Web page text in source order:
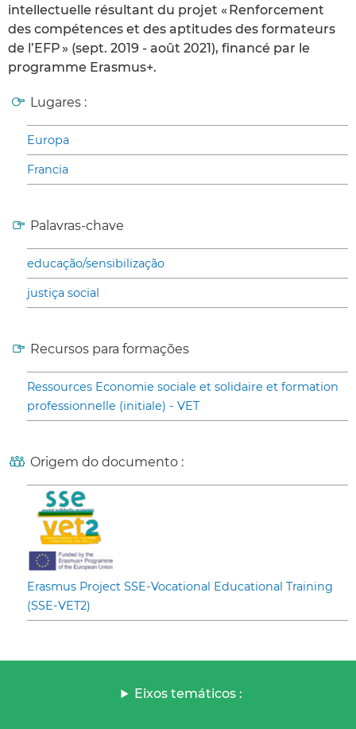
intellectuelle résultant du projet « Renforcement
des compétences et des aptitudes des formateurs
de l’EFP » (sept. 2019 - août 2021), financé par le
programme Erasmus+.
Lugares :
Europa
Francia
Palavras-chave
educação/sensibilização
justiça social
Recursos para formações
Ressources Economie sociale et solidaire et formation
professionnelle (initiale) - VET
Origem do documento :
Erasmus Project SSE-Vocational Educational Training
(SSE-VET2)
Eixos temáticos :